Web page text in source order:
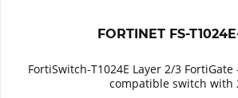
FORTINET FS-
FortiSwitch-T1024E Layer 2/3
compatible switch with